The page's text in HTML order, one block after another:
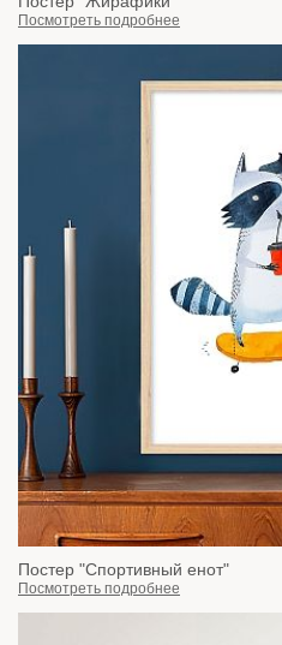
Посмотреть подробнее
Постер "Спортивный енот"
Посмотреть подробнее